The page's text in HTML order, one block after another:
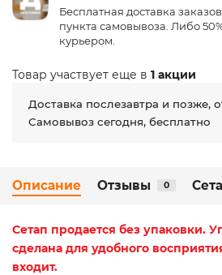
Бесплатная доставка
пункта самовывоза. Либо
курьером.
Товар участвует еще в 1 акции
Доставка послезавтра и позже,
Самовывоз сегодня, бесплатно
Описание Отзывы 0
Сетап продается без упаковки.
сделана для удобного
входит.